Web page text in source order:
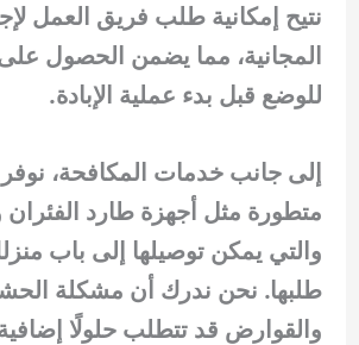
نتيح إمكانية طلب فريق العمل
المجانية، مما يضمن الحصول
للوضع قبل بدء عملية الإبادة.
إلى جانب خدمات المكافحة،
متطورة مثل أجهزة طارد الفئران
والتي يمكن توصيلها إلى باب
طلبها. نحن ندرك أن مشكلة
والقوارض قد تتطلب حلولًا